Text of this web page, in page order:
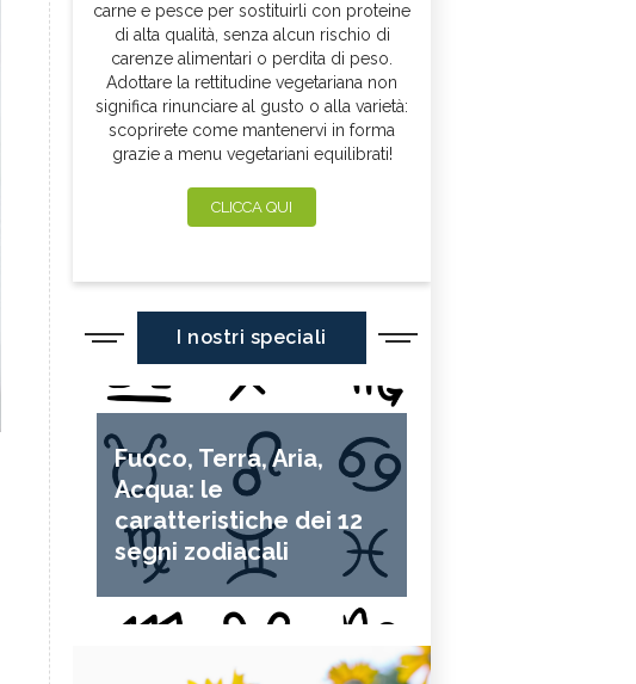
carne e pesce per sostituirli con proteine
di alta qualità, senza alcun rischio di
carenze alimentari o perdita di peso.
Adottare la rettitudine vegetariana non
significa rinunciare al gusto o alla varietà:
scoprirete come mantenervi in forma
grazie a menu vegetariani equilibrati!
CLICCA QUI
I nostri speciali
Fuoco, Terra, Aria,
Acqua: le
caratteristiche dei 12
segni zodiacali